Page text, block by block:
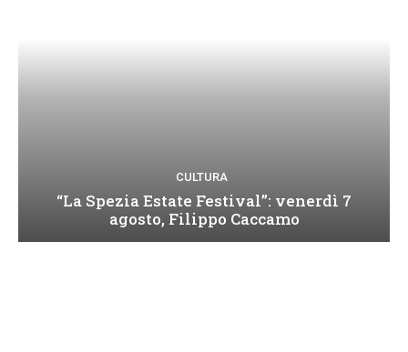
CULTURA
“La Spezia Estate Festival”: venerdì 7
agosto, Filippo Caccamo